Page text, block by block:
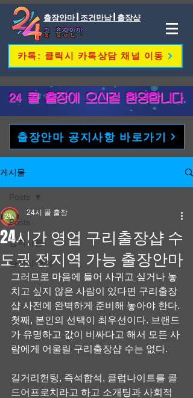
출장안마 | 조건만남 | 출장샵
카톡: 클릭시 카톡상담 채널 이동
​24 콜 출장에 오신걸 환영합니다.
출장안마 공지사항 바로가기
게시물
Posts
공지사항
출장샵 홍보
Posts
24시간 영업 구리출장샵 수
도권 전지역 가능 출장안마
24시 콜 출장
그러므로 마음에 들어 사귀고 싶거나 놓
치고 싶지 않은 사람이 있다면 구리출장
샵 사전에 완벽하게 준비해 놓아야 한다.
첫째, 본인의 선택이 최우선이다. 브랜드
가 유명하고 값이 비싸다고 해서 모든 사
람에게 어울릴 구리출장샵 수는 없다.
길거리헌팅, 즉석합석, 클럽나이트를 콜
드어프로치라고 하고 소개팅과 사회적